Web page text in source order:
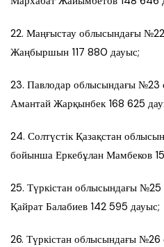
22. Маңғыстау облысындағы
Жаңбыршын 117 880 дауыс;
23. Павлодар облысындағы №23
Амантай Жарқынбек 168 625
24. Солтүстік Қазақстан
бойынша Еркебұлан Мамбеков
25. Түркістан облысындағы №25
Қайрат Балабиев 142 595 дауыс;
26. Түркістан облысындағы №26